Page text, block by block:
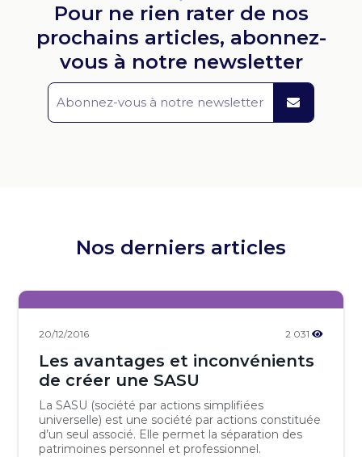
Pour ne rien rater de nos
prochains articles, abonnez-
vous à notre newsletter
Nos derniers articles
20/12/2016 2 031
Les avantages et inconvénients
de créer une SASU
La SASU (société par actions simplifiées
universelle) est une société par actions constituée
d’un seul associé. Elle permet la séparation des
patrimoines personnel et professionnel.